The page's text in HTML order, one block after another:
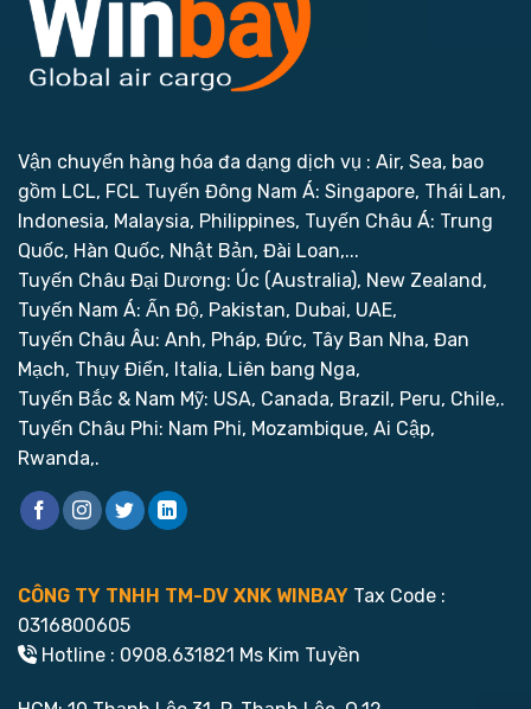
Vận chuyển hàng hóa đa dạng dịch vụ : Air, Sea, bao
gồm LCL, FCL Tuyến Đông Nam Á: Singapore, Thái Lan,
Indonesia, Malaysia, Philippines, Tuyến Châu Á: Trung
Quốc, Hàn Quốc, Nhật Bản, Đài Loan,...
Tuyến Châu Đại Dương: Úc (Australia), New Zealand,
Tuyến Nam Á: Ấn Độ, Pakistan, Dubai, UAE,
Tuyến Châu Âu: Anh, Pháp, Đức, Tây Ban Nha, Đan
Mạch, Thụy Điển, Italia, Liên bang Nga,
Tuyến Bắc & Nam Mỹ: USA, Canada, Brazil, Peru, Chile,.
Tuyến Châu Phi: Nam Phi, Mozambique, Ai Cập,
Rwanda,.
CÔNG TY TNHH TM-DV XNK WINBAY Tax Code :
0316800605
Hotline : 0908.631821 Ms Kim Tuyền